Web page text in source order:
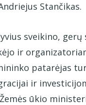
Stančikas.
sveikino,
ir
patarėjas
ir
ūkio